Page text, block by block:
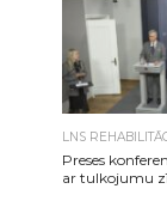
LNS
Preses
ar tulkojumu